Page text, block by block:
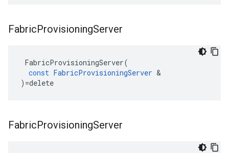
FabricProvisioningServer
FabricProvisioningServer(
const FabricProvisioningServer &
) =delete
FabricProvisioningServer